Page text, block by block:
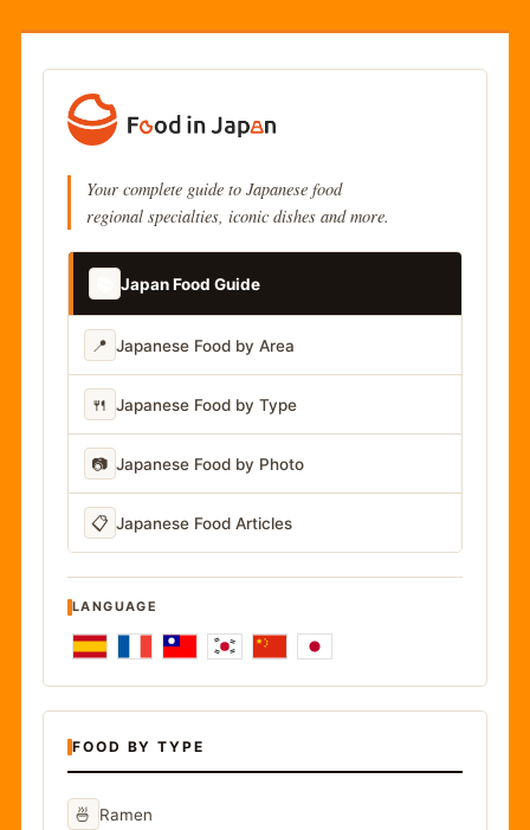
Your complete guide to Japanese food
regional specialties, iconic dishes and more.
Japan Food Guide
📍 Japanese Food by Area
🍴 Japanese Food by Type
📷 Japanese Food by Photo
📋 Japanese Food Articles
LANGUAGE
FOOD BY TYPE
🍜 Ramen